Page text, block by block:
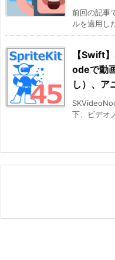
前回の記事
ルを適用し
【Swift
odeで動
し）、ア
下、ビデオ